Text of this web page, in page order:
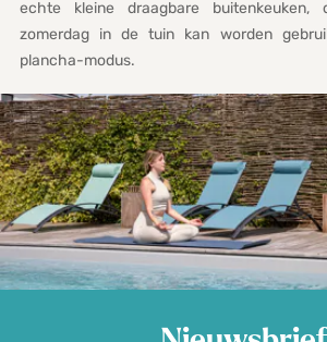
echte kleine draagbare
zomerdag in de tuin kan worden
plancha-modus.